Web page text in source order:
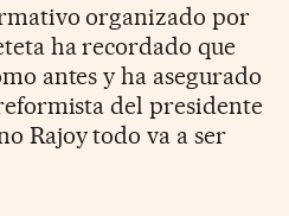
organizado por
ha recordado que
antes y ha asegurado
del presidente
Rajoy todo va a ser